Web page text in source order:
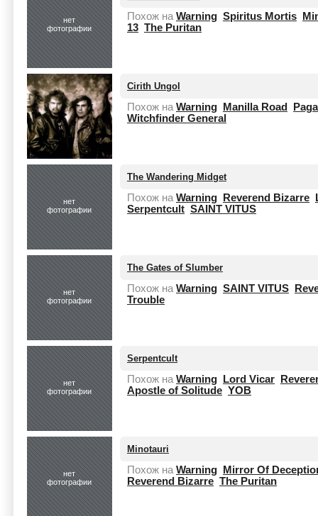
нет
фотографии
Похож на Warning Spiritus Mortis
13 The Puritan
Cirith Ungol
Похож на Warning Manilla Road
Witchfinder General
нет
фотографии
The Wandering Midget
Похож на Warning Reverend Bizarre
Serpentcult SAINT VITUS
нет
фотографии
The Gates of Slumber
Похож на Warning SAINT VITUS
Trouble
нет
фотографии
Serpentcult
Похож на Warning Lord Vicar
Apostle of Solitude YOB
нет
фотографии
Minotauri
Похож на Warning
Mirror Of
Reverend Bizarre The Puritan